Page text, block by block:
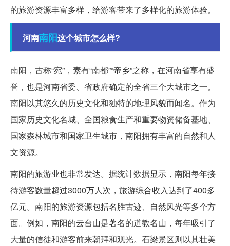
的旅游资源丰富多样，给游客带来了多样化的旅游体验。
河南南阳这个城市怎么样?
南阳，古称“宛”，素有“南都”“帝乡”之称，在河南省享有盛
誉，也是河南省委、省政府确定的全省三个大城市之一。
南阳以其悠久的历史文化和独特的地理风貌而闻名。作为
国家历史文化名城、全国粮食生产和重要物资储备基地、
国家森林城市和国家卫生城市，南阳拥有丰富的自然和人
文资源。
南阳的旅游业也非常发达。据统计数据显示，南阳每年接
待游客数量超过3000万人次，旅游综合收入达到了400多
亿元。南阳的旅游资源包括名胜古迹、自然风光等多个方
面。例如，南阳的云台山是著名的道教名山，每年吸引了
大量的信徒和游客前来朝拜和观光。石梁景区则以其壮美